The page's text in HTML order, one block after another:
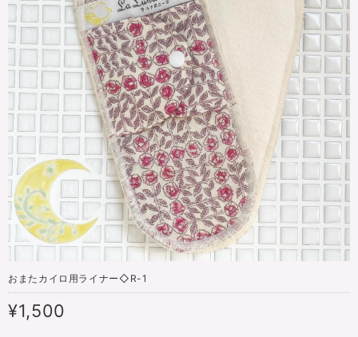
おまたカイロ用ライナー◇R-1
¥1,500